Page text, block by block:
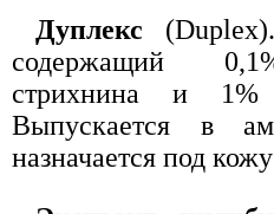
Дуплекс
содержащий
стрихнина и 1%
Выпускается в
назначается под